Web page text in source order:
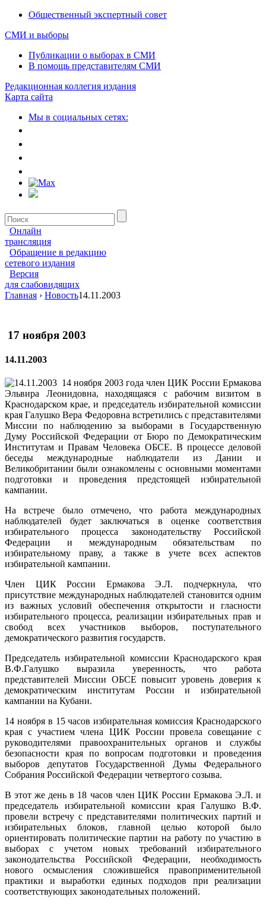
Общественный экспертный совет
СМИ и выборы
Публикации о выборах в СМИ
В помощь представителям СМИ
Редакционная коллегия издания
Карта сайта
Мы в социальных сетях:
Онлайн
трансляция
Обращение в редакцию
сетевого издания
Версия
для слабовидящих
Главная › Новость14.11.2003
17 ноября 2003
14.11.2003
14 ноября 2003 года член ЦИК России Ермакова
Эльвира Леонидовна, находящаяся с рабочим визитом в
Краснодарском крае, и председатель избирательной комиссии
края Галушко Вера Федоровна встретились с представителями
Миссии по наблюдению за выборами в Государственную
Думу Российской Федерации от Бюро по Демократическим
Институтам и Правам Человека ОБСЕ. В процессе деловой
беседы международные наблюдатели из Дании и
Великобритании были ознакомлены с основными моментами
подготовки и проведения предстоящей избирательной
кампании.
На встрече было отмечено, что работа международных
наблюдателей будет заключаться в оценке соответствия
избирательного процесса законодательству Российской
Федерации и международным обязательствам по
избирательному праву, а также в учете всех аспектов
избирательной кампании.
Член ЦИК России Ермакова Э.Л. подчеркнула, что
присутствие международных наблюдателей становится одним
из важных условий обеспечения открытости и гласности
избирательного процесса, реализации избирательных прав и
свобод всех участников выборов, поступательного
демократического развития государств.
Председатель избирательной комиссии Краснодарского края
В.Ф.Галушко выразила уверенность, что работа
представителей Миссии ОБСЕ повысит уровень доверия к
демократическим институтам России и избирательной
кампании на Кубани.
14 ноября в 15 часов избирательная комиссия Краснодарского
края с участием члена ЦИК России провела совещание с
руководителями правоохранительных органов и службы
безопасности края по вопросам подготовки и проведения
выборов депутатов Государственной Думы Федерального
Собрания Российской Федерации четвертого созыва.
В этот же день в 18 часов член ЦИК России Ермакова Э.Л. и
председатель избирательной комиссии края Галушко В.Ф.
провели встречу с представителями политических партий и
избирательных блоков, главной целью которой было
ориентировать политические партии на работу по участию в
выборах с учетом новых требований избирательного
законодательства Российской Федерации, необходимость
нового осмысления сложившейся правоприменительной
практики и выработки единых подходов при реализации
соответствующих законодательных положений.